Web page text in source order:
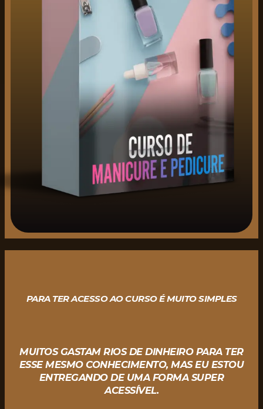
PARA TER ACESSO AO CURSOÉ MUITO SIMPLES
MUITOS GASTAM RIOS DE DINHEIRO PARA TER
ESSE MESMO CONHECIMENTO, MAS EU ESTOU
ENTREGANDO DE UMA FORMA SUPER
ACESSÍVEL.